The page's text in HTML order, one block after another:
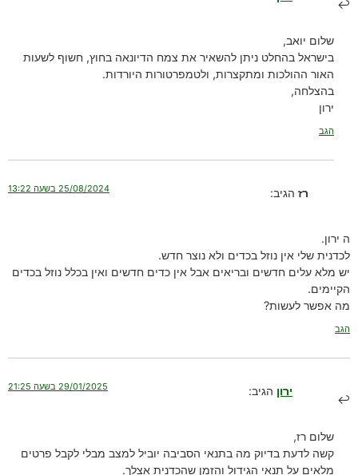
שלום יואב,
בישראל בהחלט ניתן להשאיר את צמח הדיונאה בחוץ, חשוף לשעות
האור ההולכות ומתקצרות, ולטמפרטורות היורדות.
בהצלחה,
ירון
הגב
רז הגיב: 25/08/2024 בשעה 13:22
ה ירון.
לכדנית שלי אין נוזל בכדים ולא נוצר חדש.
יש מלא עלים חדשים ובריאים אבל אין כדים חדשים ואין בכלל נוזל בכדים
הקיימים.
מה אפשר לעשות?
הגב
ירון הגיב: 29/01/2025 בשעה 21:25
שלום רז,
קשה לדעת בדיוק מה בתנאי הסביבה יוביל למצב מבלי לקבל פרטים
מלאים על תנאי הגידול והזמן שהכדנית אצלך.